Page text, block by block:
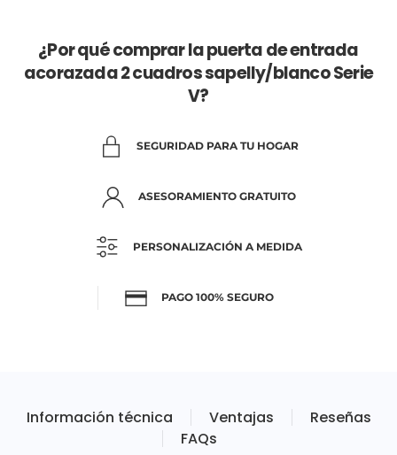
¿Por qué comprar la puerta de entrada
acorazada 2 cuadros sapelly/blanco Serie
V?
SEGURIDAD PARA TU HOGAR
ASESORAMIENTO GRATUITO
PERSONALIZACIÓN A MEDIDA
PAGO 100% SEGURO
Información técnica Ventajas
Reseñas
FAQs